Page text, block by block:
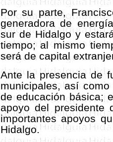
Por su parte,
generadora de
sur de Hidalgo y
tiempo; al mismo
será de capital
Ante la presencia de
municipales, así
de educación básica;
apoyo del presidente
importantes apoyos
Hidalgo.